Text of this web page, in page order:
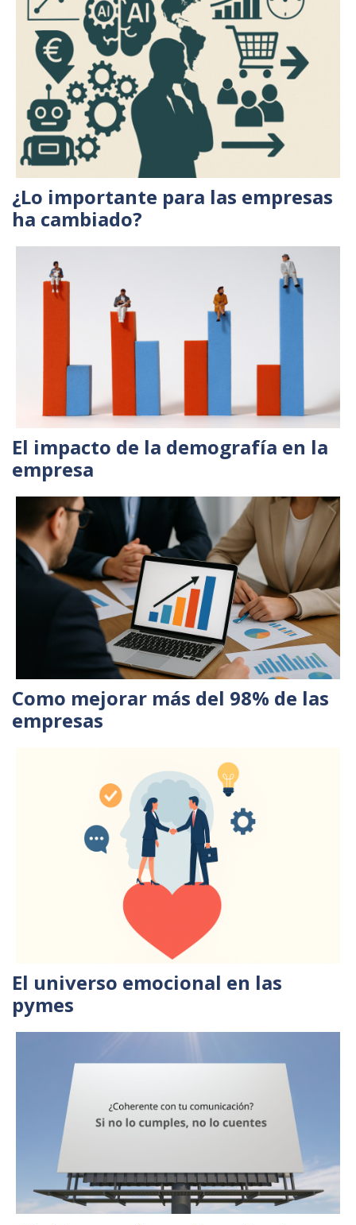
¿Lo importante para las empresas
ha cambiado?
El impacto de la demografía en la
empresa
Como mejorar más del 98% de las
empresas
El universo emocional en las
pymes